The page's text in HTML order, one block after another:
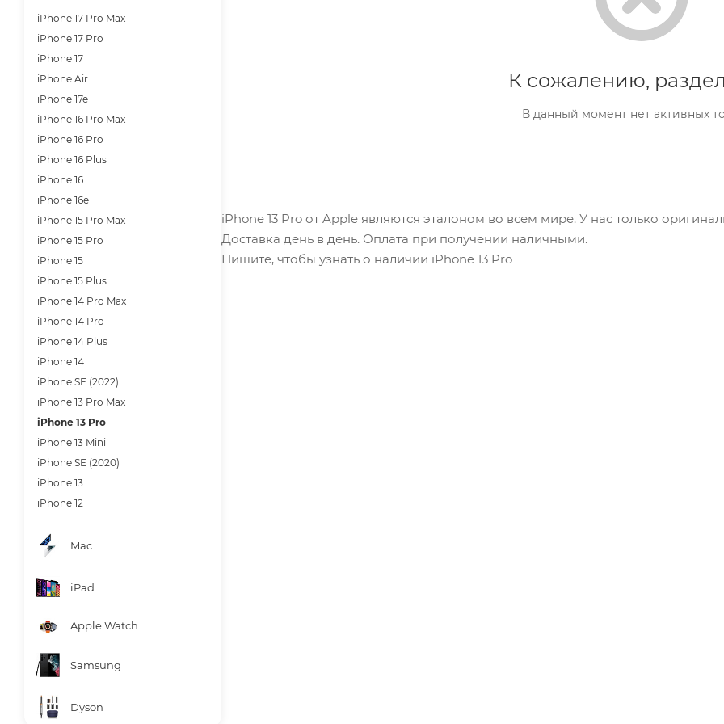
К сожалению,
В данный момент нет активных
iPhone 13 Pro от Apple являются эталоном во всем мире. У нас только
Доставка день в день. Оплата при получении наличными.
Пишите, чтобы узнать о наличии iPhone 13 Pro
iPhone 17 Pro Max
iPhone 17 Pro
iPhone 17
iPhone Air
iPhone 17e
iPhone 16 Pro Max
iPhone 16 Pro
iPhone 16 Plus
iPhone 16
iPhone 16e
iPhone 15 Pro Max
iPhone 15 Pro
iPhone 15
iPhone 15 Plus
iPhone 14 Pro Max
iPhone 14 Pro
iPhone 14 Plus
iPhone 14
iPhone SE (2022)
iPhone 13 Pro Max
iPhone 13 Pro
iPhone 13 Mini
iPhone SE (2020)
iPhone 13
iPhone 12
Mac
iPad
Apple Watch
Samsung
Dyson